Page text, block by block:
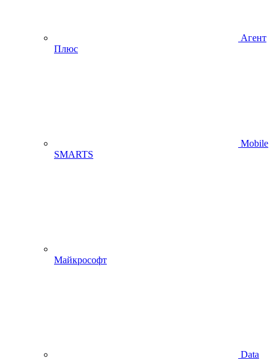
Агент
Плюс
Mobile
SMARTS
Майкрософт
Data